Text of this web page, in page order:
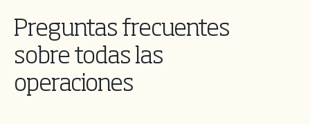
Preguntas frecuentes
sobre todas las
operaciones
¿Qué es un número de lote?
¿Qué es una pista de auditoría?